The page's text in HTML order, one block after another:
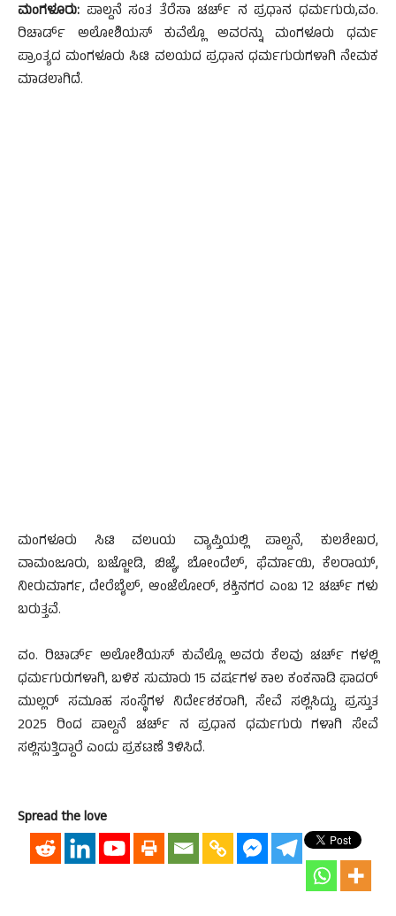
ಮಂಗಳೂರು: ಪಾಲ್ದನೆ ಸಂತ ತೆರೆಸಾ ಚರ್ಚ್ ನ ಪ್ರಧಾನ ಧರ್ಮಗುರು,ವಂ.
ರಿಚಾರ್ಡ್ ಅಲೋಶಿಯಸ್ ಕುವೆಲ್ಲೊ ಅವರನ್ನು ಮಂಗಳೂರು ಧರ್ಮ
ಪ್ರಾಂತ್ಯದ ಮಂಗಳೂರು ಸಿಟಿ ವಲಯದ ಪ್ರಧಾನ ಧರ್ಮಗುರುಗಳಾಗಿ ನೇಮಕ
ಮಾಡಲಾಗಿದೆ.
ಮಂಗಳೂರು ಸಿಟಿ ವಲuಯ ವ್ಯಾಪ್ತಿಯಲ್ಲಿ ಪಾಲ್ದನೆ, ಕುಲಶೇಖರ,
ವಾಮಂಜೂರು, ಬಜ್ಜೋಡಿ, ಬಿಜೈ, ಬೋಂದೆಲ್, ಫೆರ್ಮಾಯಿ, ಕೆಲರಾಯ್,
ನೀರುಮಾರ್ಗ, ದೇರೆಬೈಲ್, ಆಂಜೆಲೋರ್, ಶಕ್ತಿನಗರ ಎಂಬ 12 ಚರ್ಚ್ ಗಳು
ಬರುತ್ತವೆ.
ವಂ. ರಿಚಾರ್ಡ್ ಅಲೋಶಿಯಸ್ ಕುವೆಲ್ಲೊ ಅವರು ಕೆಲವು ಚರ್ಚ್ ಗಳಲ್ಲಿ
ಧರ್ಮಗುರುಗಳಾಗಿ, ಬಳಿಕ ಸುಮಾರು 15 ವರ್ಷಗಳ ಕಾಲ ಕಂಕನಾಡಿ ಫಾದರ್
ಮುಲ್ಲರ್ ಸಮೂಹ ಸಂಸ್ಥೆಗಳ ನಿರ್ದೇಶಕರಾಗಿ, ಸೇವೆ ಸಲ್ಲಿಸಿದ್ದು, ಪ್ರಸ್ತುತ
2025 ರಿಂದ ಪಾಲ್ದನೆ ಚರ್ಚ್ ನ ಪ್ರಧಾನ ಧರ್ಮಗುರು ಗಳಾಗಿ ಸೇವೆ
ಸಲ್ಲಿಸುತ್ತಿದ್ದಾರೆ ಎಂದು ಪ್ರಕಟಣೆ ತಿಳಿಸಿದೆ.
Spread the love